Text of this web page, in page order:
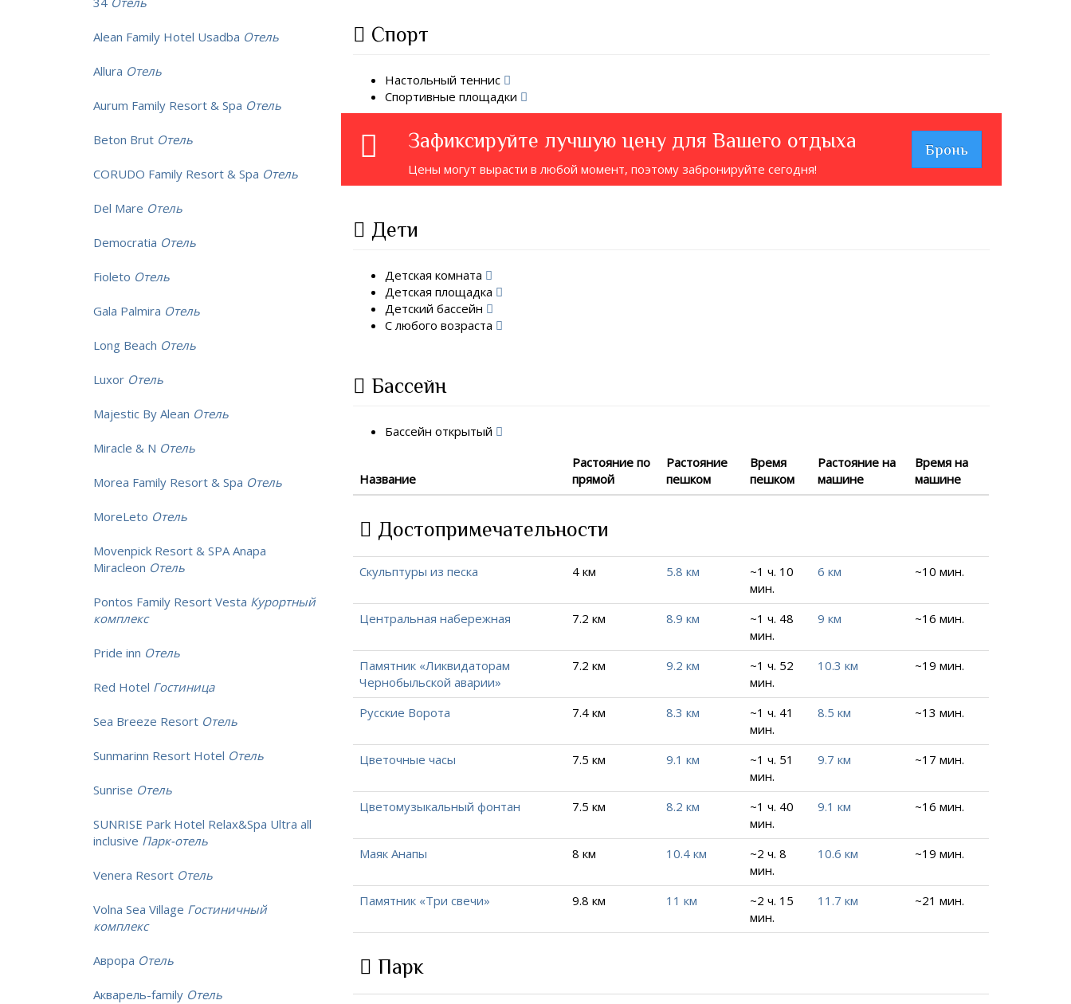
Спорт
Настольный теннис
Спортивные площадки
Зафиксируйте лучшую цену для Вашего отдыха
Цены могут вырасти в любой момент, поэтому забронируйте сегодня!
Бронь
Дети
Детская комната
Детская площадка
Детский бассейн
С любого возраста
Бассейн
Бассейн открытый
Название
Растояние по
прямой
Растояние
пешком
Время
пешком
Растояние на
машине
Время на
машине
Достопримечательности
Скульптуры из песка 4 км 5.8 км
~1 ч. 10
мин.
6 км ~10 мин.
Центральная набережная 7.2 км 8.9 км
~1 ч. 48
мин.
9 км ~16 мин.
Памятник «Ликвидаторам
Чернобыльской аварии»
7.2 км 9.2 км
~1 ч. 52
мин.
10.3 км ~19 мин.
Русские Ворота 7.4 км 8.3 км
~1 ч. 41
мин.
8.5 км ~13 мин.
Цветочные часы 7.5 км 9.1 км
~1 ч. 51
мин.
9.7 км ~17 мин.
Цветомузыкальный фонтан 7.5 км 8.2 км
~1 ч. 40
мин.
9.1 км ~16 мин.
Маяк Анапы 8 км 10.4 км
~2 ч. 8
мин.
10.6 км ~19 мин.
Памятник «Три свечи» 9.8 км 11 км
~2 ч. 15
мин.
11.7 км ~21 мин.
Парк
Alean Family Hotel Usadba Отель
Allura Отель
Aurum Family Resort & Spa Отель
Beton Brut Отель
CORUDO Family Resort & Spa Отель
Del Mare Отель
Democratia Отель
Fioleto Отель
Gala Palmira Отель
Long Beach Отель
Luxor Отель
Majestic By Alean Отель
Miracle & N Отель
Morea Family Resort & Spa Отель
MoreLeto Отель
Movenpick Resort & SPA Anapa
Miracleon Отель
Pontos Family Resort Vesta Курортный
комплекс
Pride inn Отель
Red Hotel Гостиница
Sea Breeze Resort Отель
Sunmarinn Resort Hotel Отель
Sunrise Отель
SUNRISE Park Hotel Relax&Spa Ultra all
inclusive Парк-отель
Venera Resort Отель
Volna Sea Village Гостиничный
комплекс
Аврора Отель
Акварель-family Отель